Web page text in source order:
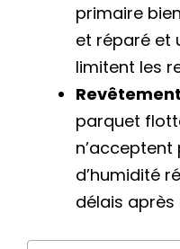
primaire
et réparé et
limitent les
parquet
d’humidité
délais